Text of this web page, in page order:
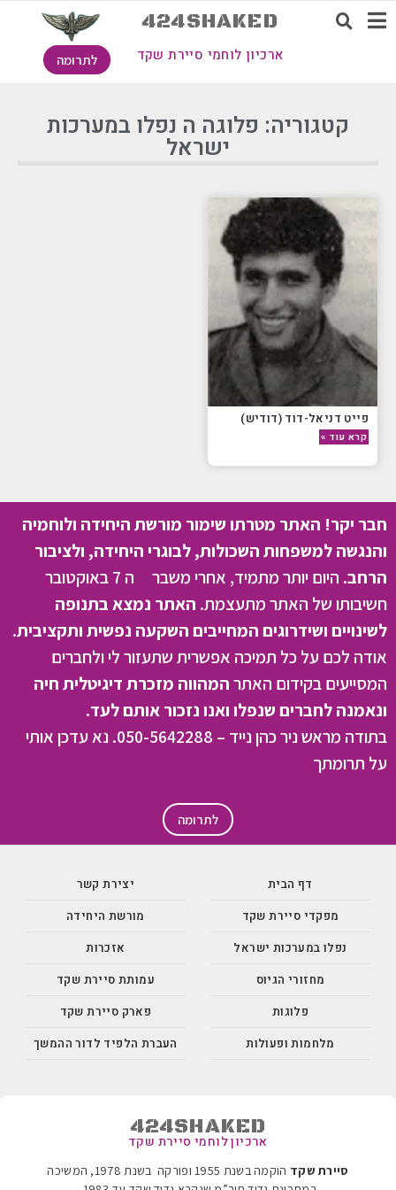
424SHAKED
ארכיון לוחמי סיירת שקד לתרומה
קטגוריה: פלוגה ה נפלו במערכות
ישראל
פייט דניאל-דוד (דודיש)
קרא עוד »
חבר יקר! האתר מטרתו שימור מורשת היחידה ולוחמיה
והנגשה למשפחות השכולות, לבוגרי היחידה, ולציבור
הרחב.
היום יותר מתמיד, אחרי משבר ה 7 באוקטובר
חשיבותו של האתר מתעצמת. האתר נמצא בתנופה
לשינויים ושידרוגים המחייבים השקעה נפשית ותקציבית.
אודה לכם על כל תמיכה אפשרית שתעזור לי ולחברים
המסייעים בקידום האתרהמהווה מזכרת דיגיטלית חיה
ונאמנה לחברים שנפלו ואנו נזכור אותם לעד.
בתודה מראש ניר כהן נייד – 050-5642288. נא עדכן אותי
על תרומתך
לתרומה
דף הבית
מפקדי סיירת שקד
נפלו במערכות ישראל
מחזורי הגיוס
פלוגות
מלחמות ופעולות
יצירת קשר
מורשת היחידה
אזכרות
עמותת סיירת שקד
פארק סיירת שקד
העברת הלפיד לדור ההמשך
424SHAKED
ארכיון לוחמי סיירת שקד
סיירת שקד
הוקמה בשנת 1955 ופורקה בשנת 1978, המשיכה